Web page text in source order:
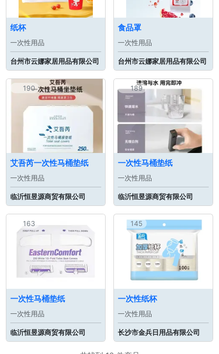
纸杯
一次性用品
台州市云娜家居用品有限公司
食品罩
一次性用品
台州市云娜家居用品有限公司
190
艾吾芮一次性马桶垫纸
一次性用品
临沂恒昱源商贸有限公司
189
一次性马桶垫纸
一次性用品
临沂恒昱源商贸有限公司
163
一次性马桶垫纸
一次性用品
临沂恒昱源商贸有限公司
145
一次性纸杯
一次性用品
长沙市金兵日用品有限公司